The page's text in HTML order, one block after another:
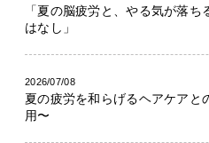
「夏の脳疲労と、やる気が落
はなし」
2026/07/08
夏の疲労を和らげるヘアケアと
用〜